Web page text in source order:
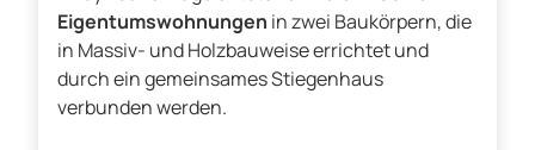
Eigentumswohnungen in zwei Baukörpern, die
in Massiv- und Holzbauweise errichtet und
durch ein gemeinsames Stiegenhaus
verbunden werden.